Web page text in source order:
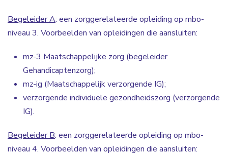
Begeleider A: een zorggerelateerde opleiding op mbo-
niveau 3. Voorbeelden van opleidingen die aansluiten:
mz-3 Maatschappelijke zorg (begeleider
Gehandicaptenzorg);
mz-ig (Maatschappelijk verzorgende IG);
verzorgende individuele gezondheidszorg (verzorgende
IG).
Begeleider B: een zorggerelateerde opleiding op mbo-
niveau 4. Voorbeelden van opleidingen die aansluiten: